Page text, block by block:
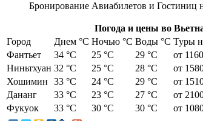
Бронирование Авиабилетов и Гостиниц
Погода и цены во
Город
Днем °C Ночью °C Воды °C Туры
Фантьет
34 °C 25 °C 29 °C от
Ниньтхуан 32 °C 25 °C 28 °C от
Хошимин
33 °C 24 °C 29 °C от
Дананг
33 °C 23 °C 27 °C от
Фукуок
33 °C 30 °C 30 °C от